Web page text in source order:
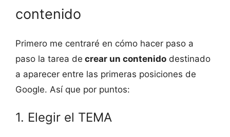
contenido
Primero me centraré en cómo hacer paso a
paso la tarea de crear un contenido destinado
a aparecer entre las primeras posiciones de
Google. Así que por puntos:
1. Elegir el TEMA